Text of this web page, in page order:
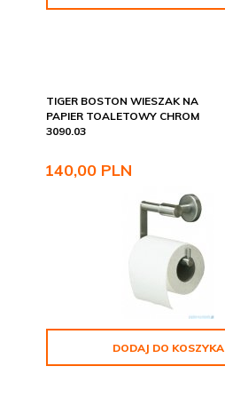
TIGER BOSTON WIESZAK NA
PAPIER TOALETOWY CHROM
3090.03
140,00 PLN
DODAJ DO KOSZYKA